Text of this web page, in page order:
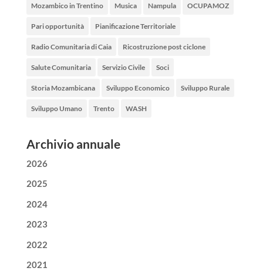
Mozambico in Trentino Musica Nampula OCUPAMOZ
Pari opportunità Pianificazione Territoriale
Radio Comunitaria di Caia Ricostruzione post ciclone
Salute Comunitaria Servizio Civile Soci
Storia Mozambicana Sviluppo Economico Sviluppo Rurale
Sviluppo Umano Trento WASH
Archivio annuale
2026
2025
2024
2023
2022
2021